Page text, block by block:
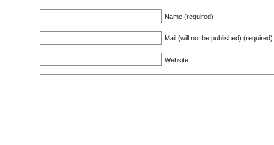
Name (required)
Mail (will not be published) (required)
Website